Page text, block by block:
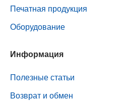
Печатная продукция
Оборудование
Информация
Полезные статьи
Возврат и обмен